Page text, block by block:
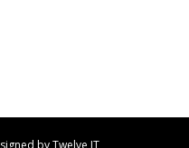
by Twelve IT